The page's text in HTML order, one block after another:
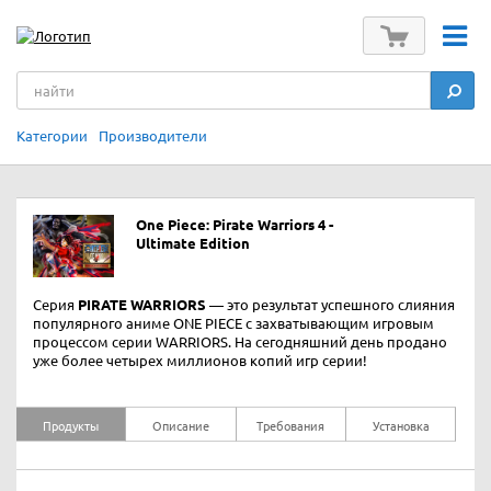
Категории Производители
One Piece: Pirate Warriors 4 -
Ultimate Edition
Серия PIRATE WARRIORS — это результат успешного слияния
популярного аниме ONE PIECE с захватывающим игровым
процессом серии WARRIORS. На сегодняшний день продано
уже более четырех миллионов копий игр серии!
Продукты Описание Требования Установка